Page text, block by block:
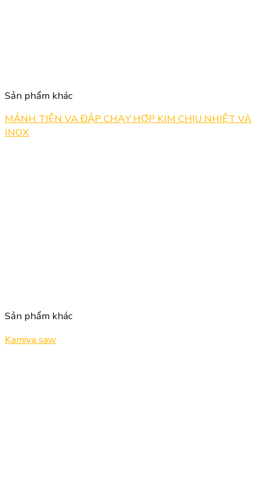
Sản phẩm khác
MẢNH TIỆN VA ĐẬP CHẠY HỢP KIM CHỊU NHIỆT VÀ
INOX
Sản phẩm khác
Kamiya saw